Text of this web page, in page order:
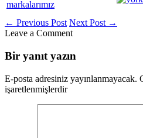
← Previous Post Next Post →
Leave a Comment
Bir yanıt yazın
E-posta adresiniz yayınlanmayacak.
işaretlenmişlerdir